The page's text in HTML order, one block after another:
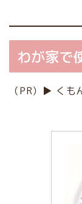
わが家で
（PR）▶ くも